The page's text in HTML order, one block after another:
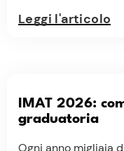
Leggi l'articolo
IMAT 2026:
graduatoria
Ogni anno migliaia